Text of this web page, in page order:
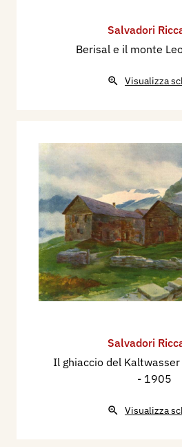
Salvadori
Berisal e il monte
Visualizza
Salvadori
Il ghiaccio del
- 1905
Visualizza